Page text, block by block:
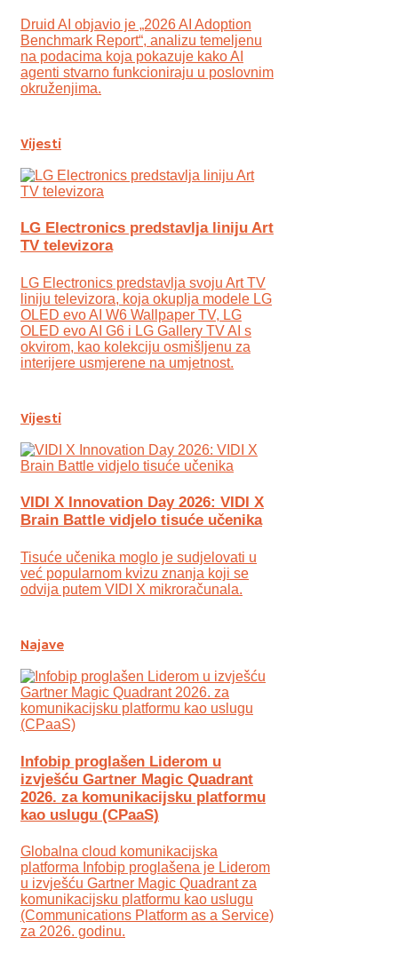
Druid AI objavio je „2026 AI Adoption
Benchmark Report“, analizu temeljenu
na podacima koja pokazuje kako AI
agenti stvarno funkcioniraju u poslovnim
okruženjima.
Vijesti
LG Electronics predstavlja liniju Art
TV televizora
LG Electronics predstavlja svoju Art TV
liniju televizora, koja okuplja modele LG
OLED evo AI W6 Wallpaper TV, LG
OLED evo AI G6 i LG Gallery TV AI s
okvirom, kao kolekciju osmišljenu za
interijere usmjerene na umjetnost.
Vijesti
VIDI X Innovation Day 2026: VIDI X
Brain Battle vidjelo tisuće učenika
Tisuće učenika moglo je sudjelovati u
već popularnom kvizu znanja koji se
odvija putem VIDI X mikroračunala.
Najave
Infobip proglašen Liderom u
izvješću Gartner Magic Quadrant
2026. za komunikacijsku platformu
kao uslugu (CPaaS)
Globalna cloud komunikacijska
platforma Infobip proglašena je Liderom
u izvješću Gartner Magic Quadrant za
komunikacijsku platformu kao uslugu
(Communications Platform as a Service)
za 2026. godinu.